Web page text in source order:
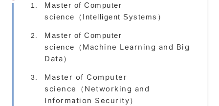
Master of Computer
science（Intelligent Systems）
Master of Computer
science（ Machine Learning and Big
Data）
Master of Computer
science（ Networking and
Information Security）